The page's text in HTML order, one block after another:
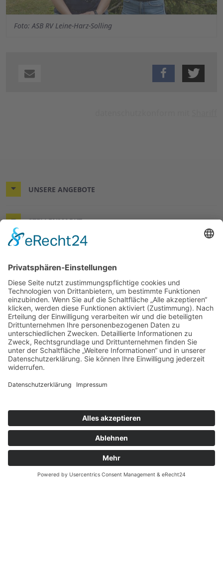
Foto: ASB RV Leine-Harz-Solling
UNSERE ANGEBOTE
STELLENMARKT
DER WÜNSCHEWAGEN
© 2026 Arbeiter-Samariter-Bund Regionalverband Leine-
Harz-Solling
Impressum